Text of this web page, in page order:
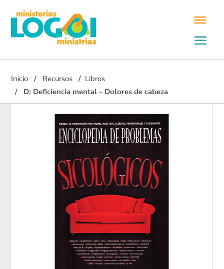
Inicio Recursos
Libros
D: Deficiencia mental – Dolores de cabeza